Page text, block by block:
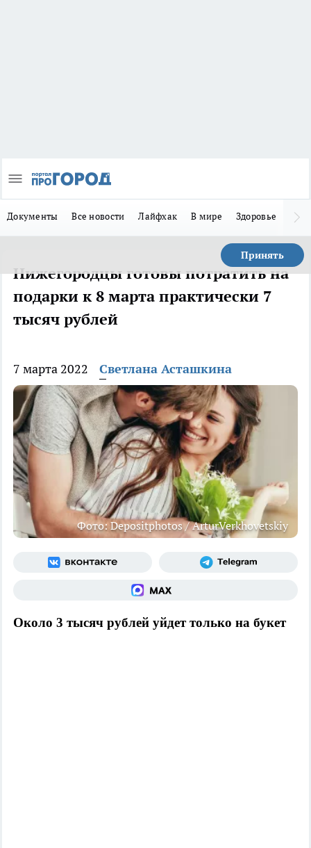
Документы Все новости Лайфхак В мире Здоровье
Принять
Нижегородцы готовы потратить на
подарки к 8 марта практически 7
тысяч рублей
7 марта 2022 Светлана Асташкина
Фото: Depositphotos / ArturVerkhovetskiy
Около 3 тысяч рублей уйдет только на букет